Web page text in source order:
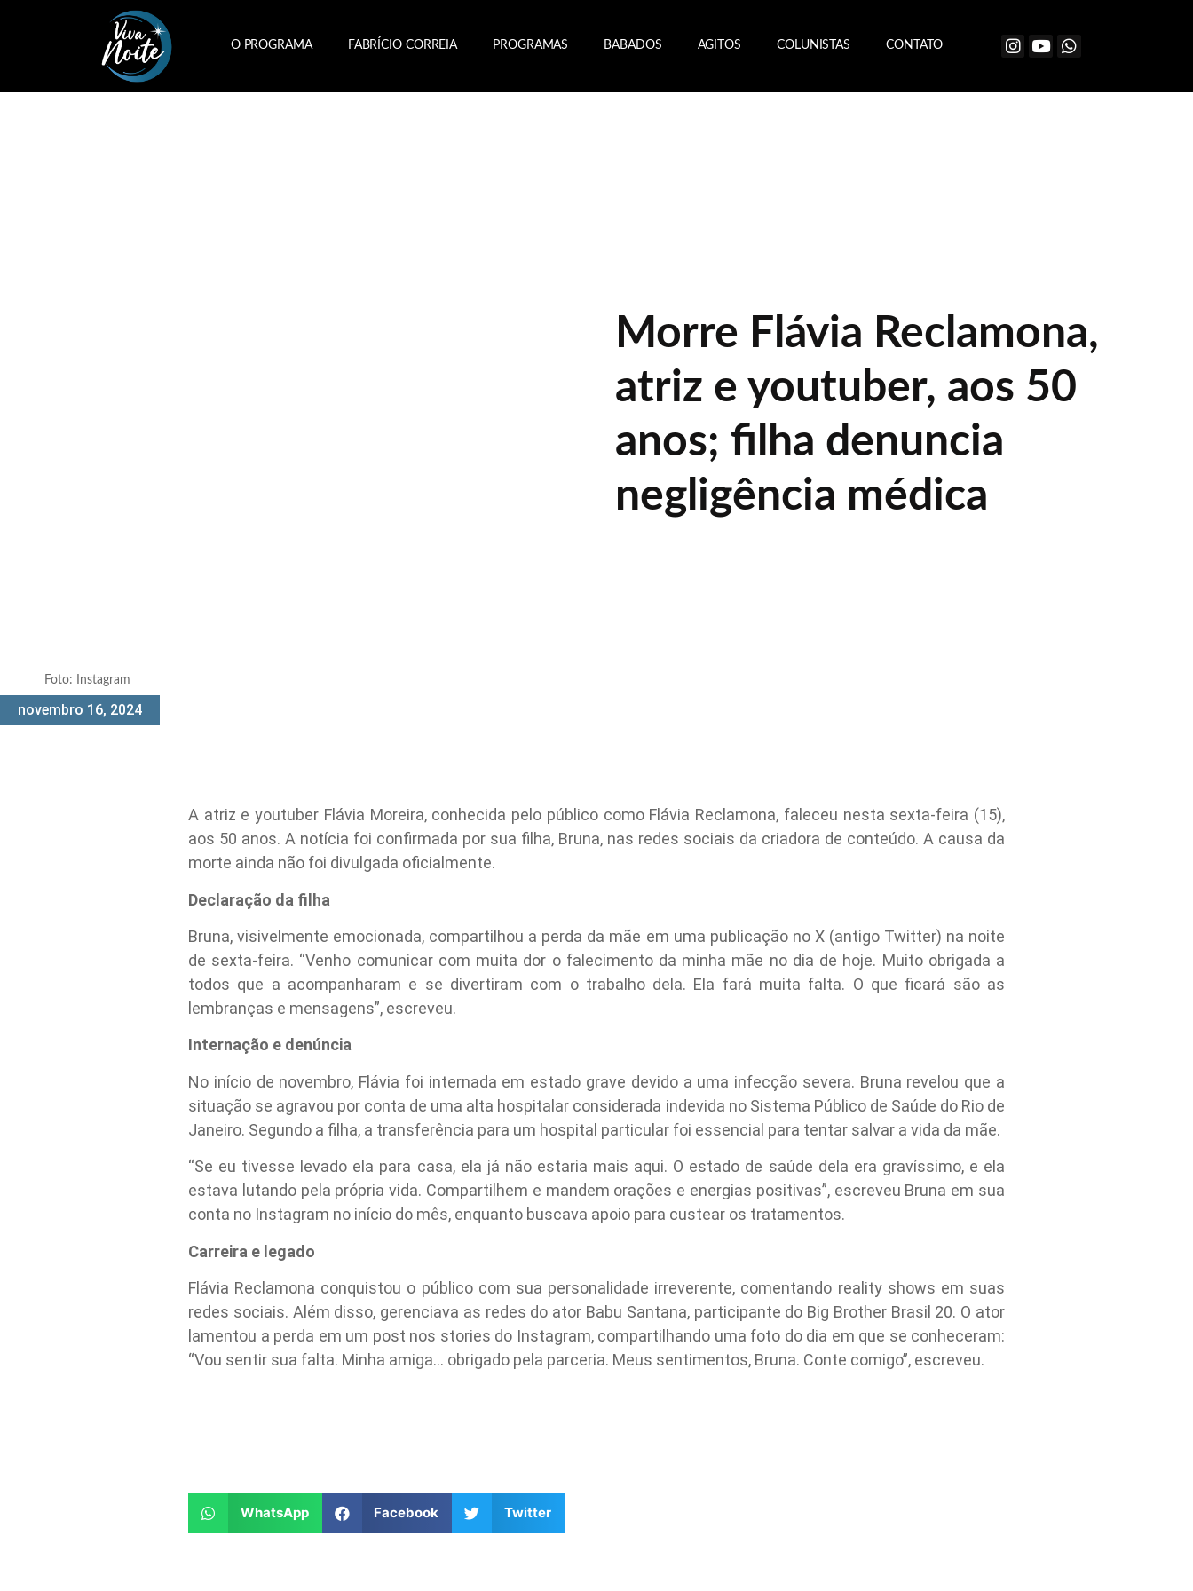
O PROGRAMA FABRÍCIO CORREIA PROGRAMAS BABADOS AGITOS COLUNISTAS CONTATO
Foto: Instagram
novembro 16, 2024
Morre Flávia Reclamona,
atriz e youtuber, aos 50
anos; filha denuncia
negligência médica
A atriz e youtuber Flávia Moreira, conhecida pelo público como Flávia Reclamona, faleceu nesta sexta-feira (15),
aos 50 anos. A notícia foi confirmada por sua filha, Bruna, nas redes sociais da criadora de conteúdo. A causa da
morte ainda não foi divulgada oficialmente.
Declaração da filha
Bruna, visivelmente emocionada, compartilhou a perda da mãe em uma publicação no X (antigo Twitter) na noite
de sexta-feira. “Venho comunicar com muita dor o falecimento da minha mãe no dia de hoje. Muito obrigada a
todos que a acompanharam e se divertiram com o trabalho dela. Ela fará muita falta. O que ficará são as
lembranças e mensagens”, escreveu.
Internação e denúncia
No início de novembro, Flávia foi internada em estado grave devido a uma infecção severa. Bruna revelou que a
situação se agravou por conta de uma alta hospitalar considerada indevida no Sistema Público de Saúde do Rio de
Janeiro. Segundo a filha, a transferência para um hospital particular foi essencial para tentar salvar a vida da mãe.
“Se eu tivesse levado ela para casa, ela já não estaria mais aqui. O estado de saúde dela era gravíssimo, e ela
estava lutando pela própria vida. Compartilhem e mandem orações e energias positivas”, escreveu Bruna em sua
conta no Instagram no início do mês, enquanto buscava apoio para custear os tratamentos.
Carreira e legado
Flávia Reclamona conquistou o público com sua personalidade irreverente, comentando reality shows em suas
redes sociais. Além disso, gerenciava as redes do ator Babu Santana, participante do Big Brother Brasil 20. O ator
lamentou a perda em um post nos stories do Instagram, compartilhando uma foto do dia em que se conheceram:
“Vou sentir sua falta. Minha amiga… obrigado pela parceria. Meus sentimentos, Bruna. Conte comigo”, escreveu.
WhatsApp Facebook Twitter